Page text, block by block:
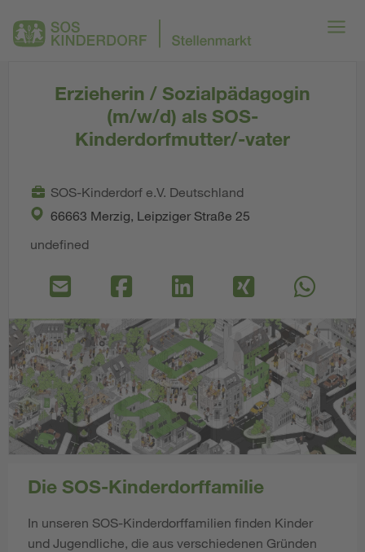
Erzieherin / Sozialpädagogin
(m/w/d) als SOS-
Kinderdorfmutter/-vater
SOS-Kinderdorf e.V. Deutschland
66663 Merzig, Leipziger Straße 25
undefined
Die SOS-Kinderdorffamilie
In unseren SOS-Kinderdorffamilien finden Kinder
und Jugendliche, die aus verschiedenen Gründen